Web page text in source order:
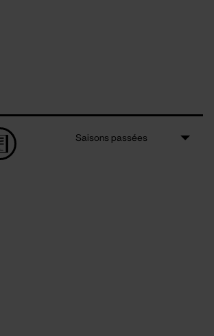
Saisons passées